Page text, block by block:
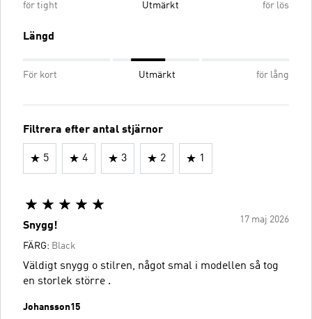
för tight Utmärkt för lös
Längd
För kort Utmärkt för lång
Filtrera efter antal stjärnor
5 4 3 2 1
17 maj 2026
Snygg!
FÄRG: Black
Väldigt snygg o stilren, något smal i modellen så tog
en storlek större .
Johansson15